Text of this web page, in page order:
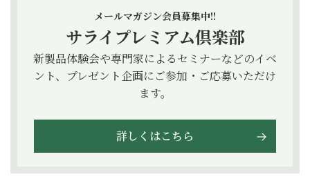
メールマガジン会員募集中!!
サライプレミアム倶楽部
新製品体験会や専門家によるセミナーなどのイベ
ント、プレゼント企画にご参加・ご応募いただけ
ます。
詳しくはこちら